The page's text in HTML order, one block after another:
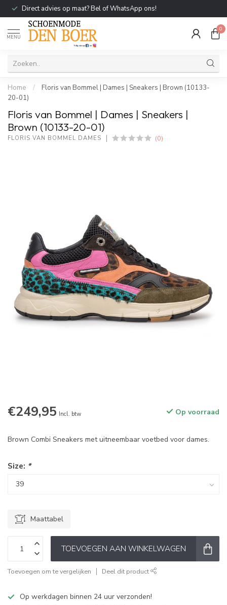
Direct advies op maat? Bel of WhatsApp ons!
MENU
0
Home /
Floris van Bommel | Dames | Sneakers | Brown (10133-
20-01)
Floris van Bommel | Dames | Sneakers |
Brown (10133-20-01)
FLORIS VAN BOMMEL DAMES (0)
€249,95 Incl. btw Op voorraad
Brown Combi Sneakers met uitneembaar voetbed voor dames.
Size: *
Maattabel
TOEVOEGEN AAN WINKELWAGEN
Toevoegen om te vergelijken Deel dit product
Op werkdagen binnen 24 uur verzonden!